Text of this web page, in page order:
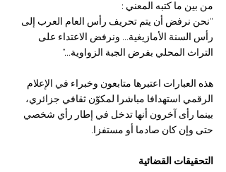
من بين ما كتبه المعني :
“نحن نرفض أن يتم تحريف رأس العام العرب إلى
رأس السنة الأمازيغية… ونرفض الاعتداء على
التراث المحلي بفرض الجبة الزواوية…”
هذه العبارات اعتبرها متابعون وخبراء في الإعلام
الرقمي استهدافا مباشرا لمكوّن ثقافي جزائري،
بينما رأى آخرون أنها تدخل في إطار رأي شخصي
حتى وإن كان صادما أو مستفزا.
التحقيقات القضائية